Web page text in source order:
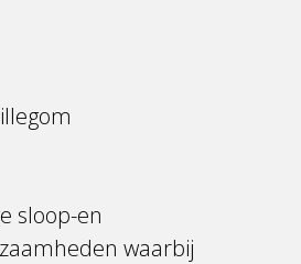
sloop-en
waarbij